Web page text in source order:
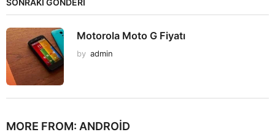
SONRAKİ GÖNDERİ
Motorola Moto G Fiyatı
by admin
MORE FROM: ANDROID